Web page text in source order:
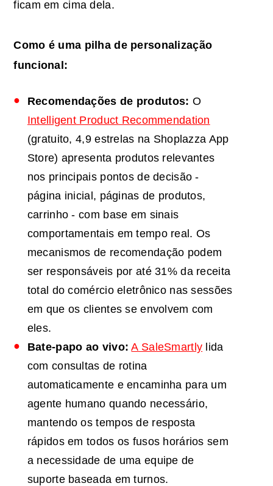
ficam em cima dela.
Como é uma pilha de personalização
funcional:
Recomendações de produtos: O
Intelligent Product Recommendation
(gratuito, 4,9 estrelas na Shoplazza App
Store) apresenta produtos relevantes
nos principais pontos de decisão -
página inicial, páginas de produtos,
carrinho - com base em sinais
comportamentais em tempo real. Os
mecanismos de recomendação podem
ser responsáveis por até 31% da receita
total do comércio eletrônico nas sessões
em que os clientes se envolvem com
eles.
Bate-papo ao vivo: A SaleSmartly lida
com consultas de rotina
automaticamente e encaminha para um
agente humano quando necessário,
mantendo os tempos de resposta
rápidos em todos os fusos horários sem
a necessidade de uma equipe de
suporte baseada em turnos.